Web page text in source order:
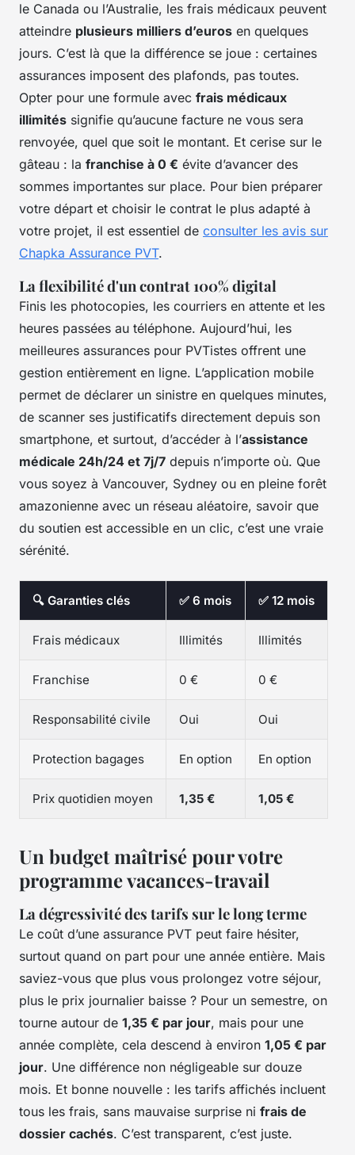
le Canada ou l’Australie, les frais médicaux peuvent
atteindre plusieurs milliers d’euros en quelques
jours. C’est là que la différence se joue : certaines
assurances imposent des plafonds, pas toutes.
Opter pour une formule avec frais médicaux
illimités signifie qu’aucune facture ne vous sera
renvoyée, quel que soit le montant. Et cerise sur le
gâteau : la franchise à 0 € évite d’avancer des
sommes importantes sur place. Pour bien préparer
votre départ et choisir le contrat le plus adapté à
votre projet, il est essentiel de consulter les avis sur
Chapka Assurance PVT.
La flexibilité d'un contrat 100% digital
Finis les photocopies, les courriers en attente et les
heures passées au téléphone. Aujourd’hui, les
meilleures assurances pour PVTistes offrent une
gestion entièrement en ligne. L’application mobile
permet de déclarer un sinistre en quelques minutes,
de scanner ses justificatifs directement depuis son
smartphone, et surtout, d’accéder à l’assistance
médicale 24h/24 et 7j/7 depuis n’importe où. Que
vous soyez à Vancouver, Sydney ou en pleine forêt
amazonienne avec un réseau aléatoire, savoir que
du soutien est accessible en un clic, c’est une vraie
sérénité.
🔍 Garanties clés ✅ 6 mois ✅ 12 mois
Frais médicaux Illimités Illimités
Franchise 0 € 0 €
Responsabilité civile Oui Oui
Protection bagages En option En option
Prix quotidien moyen 1,35 € 1,05 €
Un budget maîtrisé pour votre
programme vacances-travail
La dégressivité des tarifs sur le long terme
Le coût d’une assurance PVT peut faire hésiter,
surtout quand on part pour une année entière. Mais
saviez-vous que plus vous prolongez votre séjour,
plus le prix journalier baisse ? Pour un semestre, on
tourne autour de 1,35 € par jour, mais pour une
année complète, cela descend à environ 1,05 € par
jour. Une différence non négligeable sur douze
mois. Et bonne nouvelle : les tarifs affichés incluent
tous les frais, sans mauvaise surprise ni frais de
dossier cachés. C’est transparent, c’est juste.